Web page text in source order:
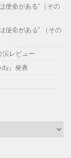
使命がある”（その
使命がある” （その
演レビュー
』発表